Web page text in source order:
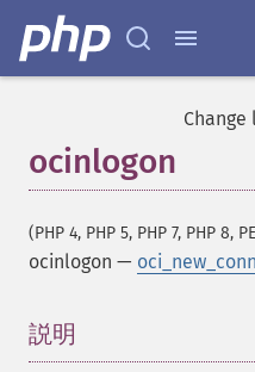
Change
ocinlogon
(PHP 4, PHP 5, PHP 7, PHP 8,
ocinlogon —
説明